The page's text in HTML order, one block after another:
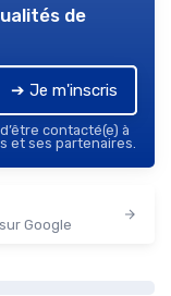
de
➔ Je m'inscris
contacté(e) à
et ses partenaires.
Google